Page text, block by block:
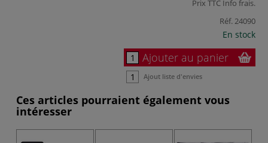
Prix TTC Info frais.
Réf.24090
En stock
Ajouter au panier
Ajout liste d'envies
Ces articles pourraient également vous
intéresser